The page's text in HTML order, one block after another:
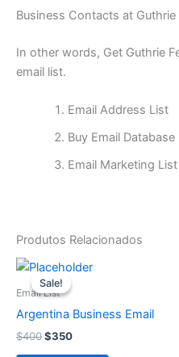
Business Contacts at
In other words, Get Guthrie
email list.
Email Address List
Buy Email Database
Email Marketing List
Produtos Relacionados
Sale!
Sale!
Email List
Argentina Business Email
$400
O
preço
original
$400.
$350
O
$350.